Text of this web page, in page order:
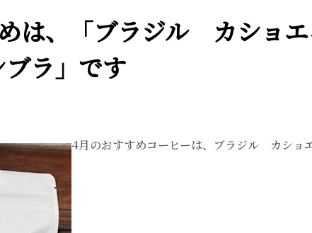
は、「ブラジル カショ
ラ」です
4月のおすすめコーヒーは、ブラジル カショ